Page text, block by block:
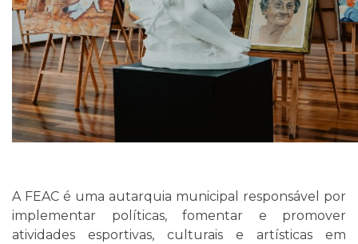
A FEAC é uma autarquia municipal responsável por
implementar políticas, fomentar e promover
atividades esportivas, culturais e artísticas em